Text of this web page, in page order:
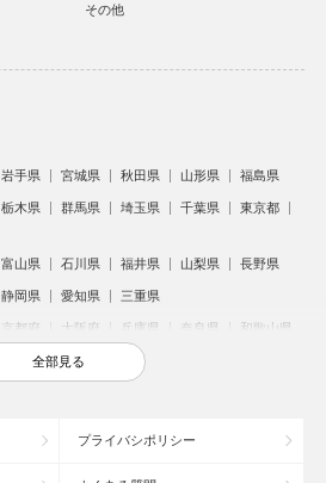
その他
岩手県 宮城県 秋田県 山形県 福島県
栃木県 群馬県 埼玉県 千葉県
東京都
富山県 石川県 福井県 山梨県 長野県
静岡県 愛知県 三重県
京都府 大阪府 兵庫県 奈良県 和歌山県
島根県 岡山県 広島県
沖縄県
全部見る
プライバシポリシー